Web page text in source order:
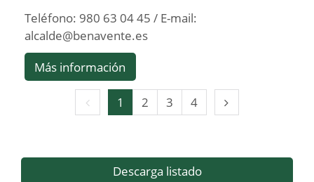
Teléfono: 980 63 04 45 / E-mail:
alcalde@benavente.es
Más información
Página
anterior
1 2 3 4
Página
siguiente
Descarga listado